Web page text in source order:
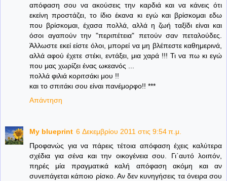
απόφαση σου να ακούσεις την καρδιά και να κάνεις ότι
εκείνη προστάζει, το ίδιο έκανα κι εγώ και βρίσκομαι εδω
που βρίσκομαι, έχασα πολλά, αλλά η ζωή ταξίδι είναι και
όσοι αγαπούν την "περιπέτεια" πετούν σαν πεταλούδες.
Άλλωστε εκεί είστε όλοι, μπορεί να μη βλέπεστε καθημερινά,
αλλά αφού έχετε στέκι, εντάξει, μια χαρά !!! Τι να πω κι εγώ
που μας χωρίζει ένας ωκεανός ...
πολλά φιλιά κοριτσάκι μου !!
και το σπιτάκι σου είναι πανέμορφο!! ***
Απάντηση
My blueprint 6 Δεκεμβρίου 2011 στις 9:54 π.μ.
Προφανώς για να πάρεις τέτοια απόφαση έχεις καλύτερα
σχέδια για σένα και την οικογένεια σου. Γι΄αυτό λοιπόν,
πηρές μία πραγματικά καλή απόφαση ακόμη και αν
συνεπάγεται κάποιο ρίσκο. Αν δεν κυνηγήσεις τα όνειρα σου